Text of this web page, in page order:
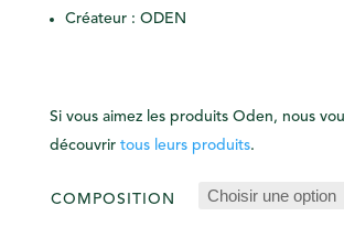
Créateur : ODEN
Si vous aimez les produits Oden, nous
découvrir tous leurs produits.
COMPOSITION